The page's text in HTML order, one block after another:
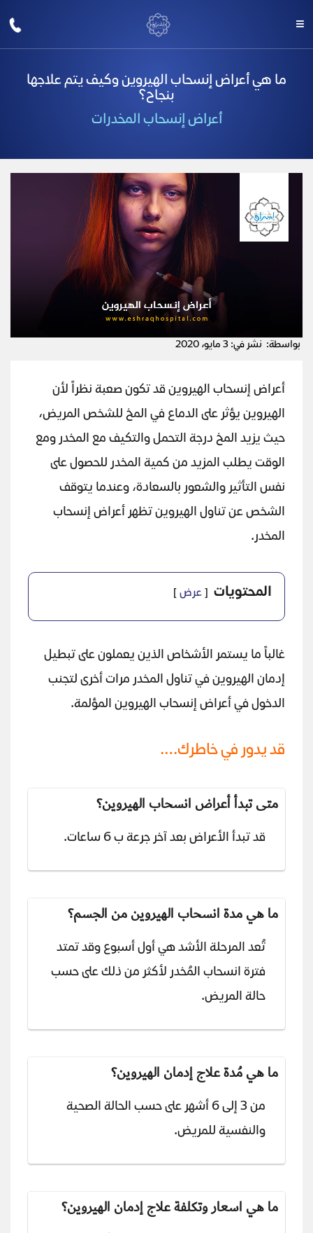
ما هي أعراض إنسحاب الهيروين وكيف يتم علاجها
بنجاح؟
أعراض إنسحاب المخدرات
بواسطة: نشر في: 3 مايو، 2020
أعراض إنسحاب الهيروين قد تكون صعبة نظراً لأن
الهيروين يؤثر على الدماع في المخ للشخص المريض،
حيث يزيد المخ درجة التحمل والتكيف مع المخدر ومع
الوقت يطلب المزيد من كمية المخدر للحصول على
نفس التأثير والشعور بالسعادة، وعندما يتوقف
الشخص عن تناول الهيروين تظهر أعراض إنسحاب
المخدر.
المحتويات عرض
غالباً ما يستمر الأشخاص الذين يعملون على تبطيل
إدمان الهيروين في تناول المخدر مرات أخرى لتجنب
الدخول في أعراض إنسحاب الهيروين المؤلمة.
قد يدور في خاطرك….
متى تبدأ أعراض انسحاب الهيروين؟
قد تبدأ الأعراض بعد آخر جرعة ب 6 ساعات.
ما هي مدة انسحاب الهيروين من الجسم؟
تُعد المرحلة الأشد هي أول أسبوع وقد تمتد
فترة انسحاب المُخدر لأكثر من ذلك على حسب
حالة المريض.
ما هي مُدة علاج إدمان الهيروين؟
من 3 إلى 6 أشهر على حسب الحالة الصحية
والنفسية للمريض.
ما هي اسعار وتكلفة علاج إدمان الهيروين؟